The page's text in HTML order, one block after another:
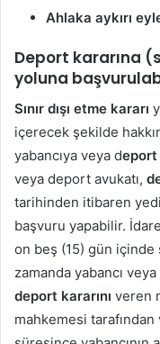
Ahlaka aykırı
Deport kararına
yoluna
Sınır dışı etme kararı
içerecek şekilde
yabancıya veya deport
veya deport avukatı,
tarihinden itibaren
başvuru yapabilir.
on beş (15) gün içinde
zamanda yabancı veya
deport kararını veren
mahkemesi